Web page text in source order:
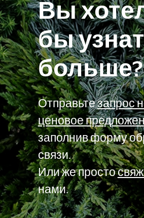
Вы
бы
больше?
Отправьтезапрос
ценовое
заполнив форму
связи.
Или же просто
нами.